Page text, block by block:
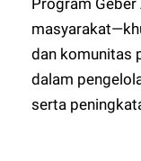
Program
dan komunitas
dalam
serta